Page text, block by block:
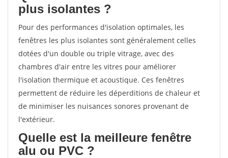
plus isolantes ?
Pour des performances d'isolation optimales, les
fenêtres les plus isolantes sont généralement celles
dotées d'un double ou triple vitrage, avec des
chambres d'air entre les vitres pour améliorer
l'isolation thermique et acoustique. Ces fenêtres
permettent de réduire les déperditions de chaleur et
de minimiser les nuisances sonores provenant de
l'extérieur.
Quelle est la meilleure fenêtre
alu ou PVC ?